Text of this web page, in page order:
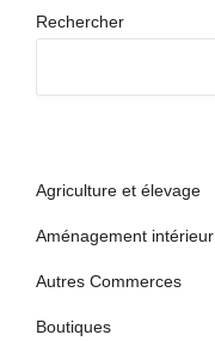
Rechercher
Agriculture et élevage
Aménagement intérieur
Autres Commerces
Boutiques